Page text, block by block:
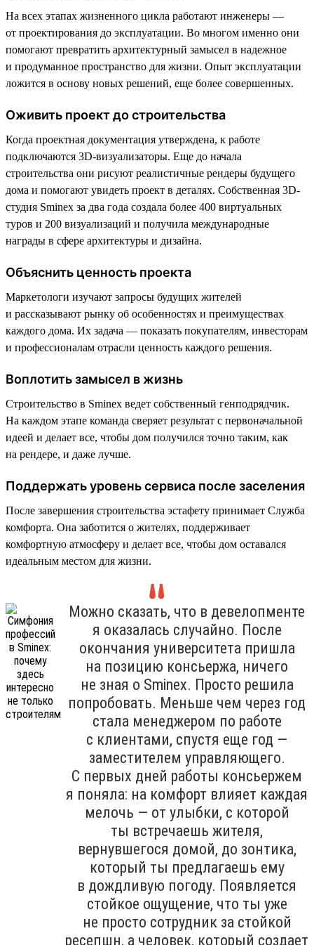
На всех этапах жизненного цикла работают инженеры —
от проектирования до эксплуатации. Во многом именно они
помогают превратить архитектурный замысел в надежное
и продуманное пространство для жизни. Опыт эксплуатации
ложится в основу новых решений, еще более совершенных.
Оживить проект до строительства
Когда проектная документация утверждена, к работе
подключаются 3D-визуализаторы. Еще до начала
строительства они рисуют реалистичные рендеры будущего
дома и помогают увидеть проект в деталях. Собственная 3D-
студия Sminex за два года создала более 400 виртуальных
туров и 200 визуализаций и получила международные
награды в сфере архитектуры и дизайна.
Объяснить ценность проекта
Маркетологи изучают запросы будущих жителей
и рассказывают рынку об особенностях и преимуществах
каждого дома. Их задача — показать покупателям, инвесторам
и профессионалам отрасли ценность каждого решения.
Воплотить замысел в жизнь
Строительство в Sminex ведет собственный генподрядчик.
На каждом этапе команда сверяет результат с первоначальной
идеей и делает все, чтобы дом получился точно таким, как
на рендере, и даже лучше.
Поддержать уровень сервиса после заселения
После завершения строительства эстафету принимает Служба
комфорта. Она заботится о жителях, поддерживает
комфортную атмосферу и делает все, чтобы дом оставался
идеальным местом для жизни.
Можно сказать, что в девелопменте
я оказалась случайно. После
окончания университета пришла
на позицию консьержа, ничего
не зная о Sminex. Просто решила
попробовать. Меньше чем через год
стала менеджером по работе
с клиентами, спустя еще год —
заместителем управляющего.
С первых дней работы консьержем
я поняла: на комфорт влияет каждая
мелочь — от улыбки, с которой
ты встречаешь жителя,
вернувшегося домой, до зонтика,
который ты предлагаешь ему
в дождливую погоду. Появляется
стойкое ощущение, что ты уже
не просто сотрудник за стойкой
ресепшн, а человек, который создает